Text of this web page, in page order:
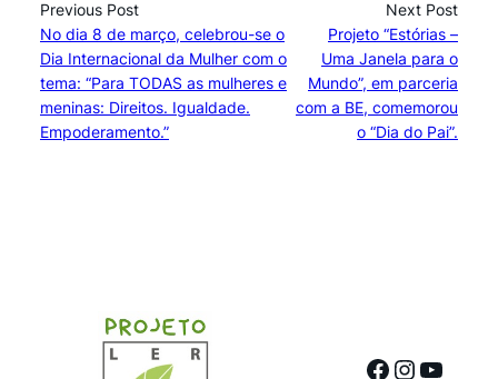
Previous Post
No dia 8 de março, celebrou-se o
Dia Internacional da Mulher com o
tema: “Para TODAS as mulheres e
meninas: Direitos. Igualdade.
Empoderamento.”
Next Post
Projeto “Estórias –
Uma Janela para o
Mundo”, em parceria
com a BE, comemorou
o “Dia do Pai”.
Facebook